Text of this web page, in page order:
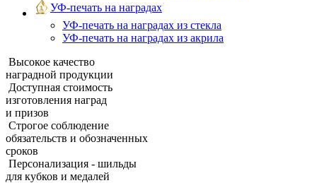
УФ-печать на наградах
УФ‑печать на наградах из стекла
УФ-печать на наградах из акрила
Высокое качество
наградной продукции
Доступная стоимость
изготовления наград
и призов
Строгое соблюдение
обязательств и обозначенных
сроков
Персонализация - шильды
для кубков и медалей